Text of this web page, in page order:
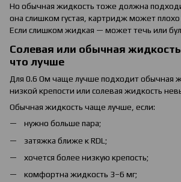
Но обычная жидкость тоже должна
она слишком густая, картридж может плохо
Если слишком жидкая — может течь или
Солевая или обычная
что лучше
Для 0.6 Ом чаще лучше подходит обычная
низкой крепости или солевая жидкость
Обычная жидкость чаще лучше, если:
нужно больше пара;
затяжка ближе к RDL;
хочется более низкую крепость;
комфортна жидкость 3–6 мг;